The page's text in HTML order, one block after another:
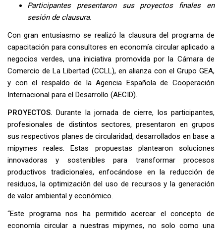
Participantes presentaron sus proyectos finales en
sesión de clausura.
Con gran entusiasmo se realizó la clausura del programa de
capacitación para consultores en economía circular aplicado a
negocios verdes, una iniciativa promovida por la Cámara de
Comercio de La Libertad (CCLL), en alianza con el Grupo GEA,
y con el respaldo de la Agencia Española de Cooperación
Internacional para el Desarrollo (AECID).
PROYECTOS. Durante la jornada de cierre, los participantes,
profesionales de distintos sectores, presentaron en grupos
sus respectivos planes de circularidad, desarrollados en base a
mipymes reales. Estas propuestas plantearon soluciones
innovadoras y sostenibles para transformar procesos
productivos tradicionales, enfocándose en la reducción de
residuos, la optimización del uso de recursos y la generación
de valor ambiental y económico.
“Este programa nos ha permitido acercar el concepto de
economía circular a nuestras mipymes, no solo como una